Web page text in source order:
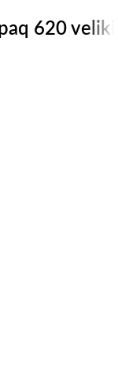
620 veliki